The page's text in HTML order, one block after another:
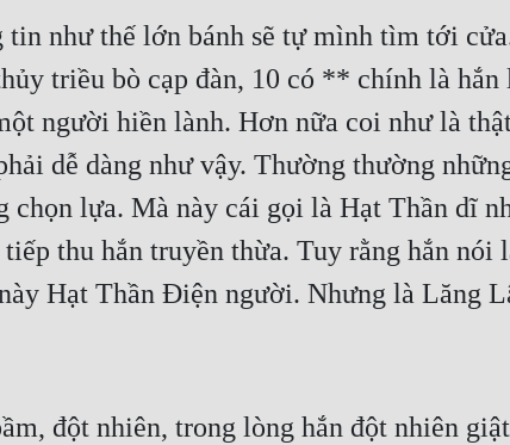
như thế lớn bánh sẽ tự mình tìm tới
triều bò cạp đàn, 10 có ** chính là hắn
người hiền lành. Hơn nữa coi như là
dễ dàng như vậy. Thường thường
chọn lựa. Mà này cái gọi là Hạt Thần dĩ
thu hắn truyền thừa. Tuy rằng hắn nói
Hạt Thần Điện người. Nhưng là Lăng
đột nhiên, trong lòng hắn đột nhiên